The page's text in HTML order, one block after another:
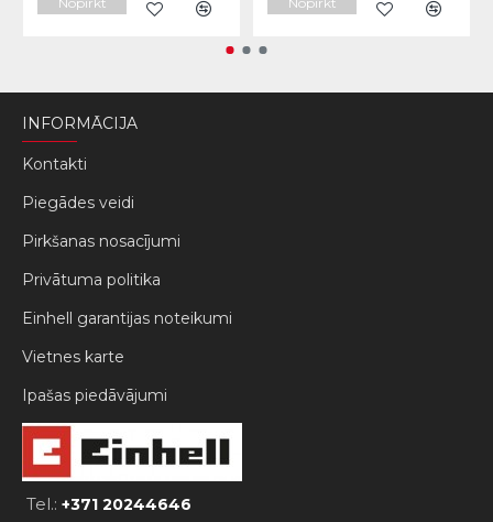
INFORMĀCIJA
Kontakti
Piegādes veidi
Pirkšanas nosacījumi
Privātuma politika
Einhell garantijas noteikumi
Vietnes karte
Ipašas piedāvājumi
Tel.: +371 20244646